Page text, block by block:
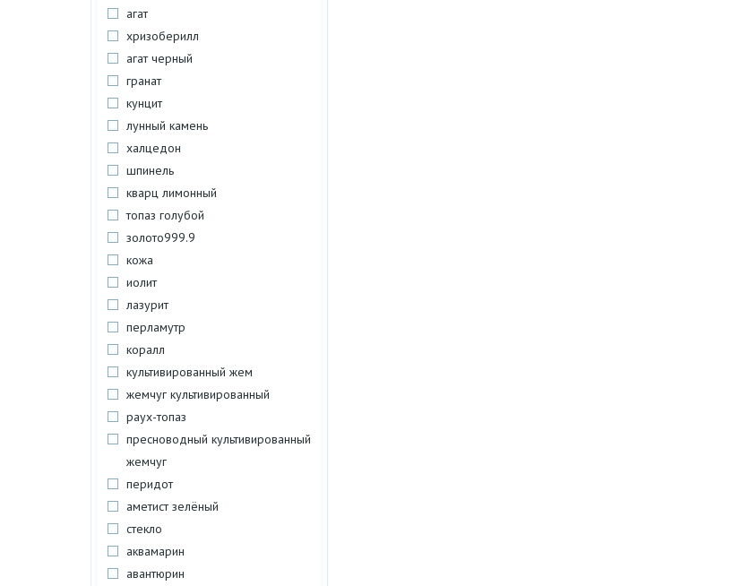
агат
хризоберилл
агат черный
гранат
кунцит
лунный камень
халцедон
шпинель
кварц лимонный
топаз голубой
золото999.9
кожа
иолит
лазурит
перламутр
коралл
культивированный жем
жемчуг культивированный
раух-топаз
пресноводный культивированный
жемчуг
перидот
аметист зелёный
стекло
аквамарин
авантюрин